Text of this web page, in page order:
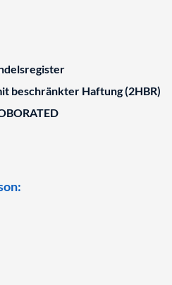
beschränkter Haftung (2HBR)